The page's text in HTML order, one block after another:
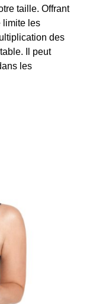
taille. Offrant
limite les
des
Il peut
les